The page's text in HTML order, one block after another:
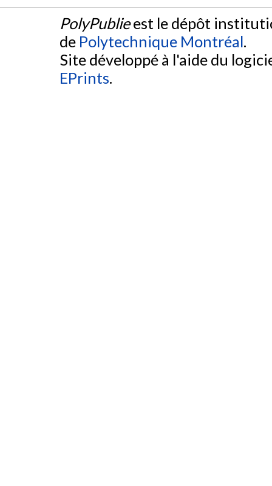
PolyPublieest le dépôt
de Polytechnique Montréal.
Site développé à l'aide du
EPrints.